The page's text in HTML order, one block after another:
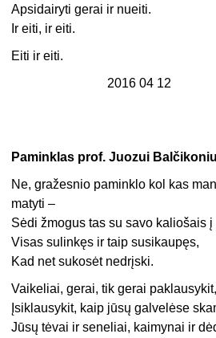
Apsidairyti gerai ir nueiti.
Ir eiti, ir eiti.
Eiti ir eiti.
2016 04 12
Paminklas prof. Juozui
Ne, gražesnio paminklo kol kas
matyti –
Sėdi žmogus tas su savo kaliošais
Visas sulinkęs ir taip susikaupęs,
Kad net sukosėt nedrįski.
Vaikeliai, gerai, tik gerai paklausykit,
Įsiklausykit, kaip jūsų galvelėse
Jūsų tėvai ir seneliai, kaimynai ir